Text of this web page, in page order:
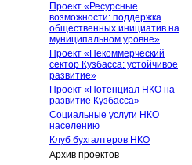
Проект «Ресурсные
возможности: поддержка
общественных инициатив на
муниципальном уровне»
Проект «Некоммерческий
сектор Кузбасса: устойчивое
развитие»
Проект «Потенциал НКО на
развитие Кузбасса»
Социальные услуги НКО
населению
Клуб бухгалтеров НКО
Архив проектов